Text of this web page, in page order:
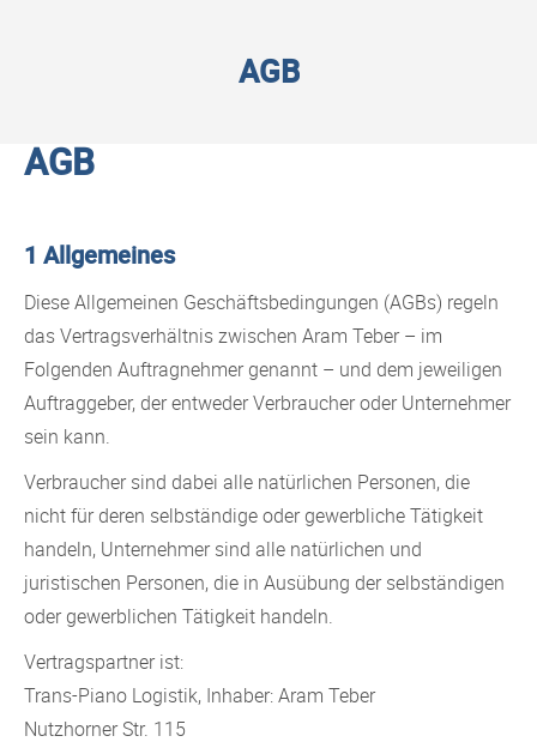
AGB
AGB
1 Allgemeines
Diese Allgemeinen Geschäftsbedingungen (AGBs) regeln
das Vertragsverhältnis zwischen Aram Teber – im
Folgenden Auftragnehmer genannt – und dem jeweiligen
Auftraggeber, der entweder Verbraucher oder Unternehmer
sein kann.
Verbraucher sind dabei alle natürlichen Personen, die
nicht für deren selbständige oder gewerbliche Tätigkeit
handeln, Unternehmer sind alle natürlichen und
juristischen Personen, die in Ausübung der selbständigen
oder gewerblichen Tätigkeit handeln.
Vertragspartner ist:
Trans-Piano Logistik, Inhaber: Aram Teber
Nutzhorner Str. 115